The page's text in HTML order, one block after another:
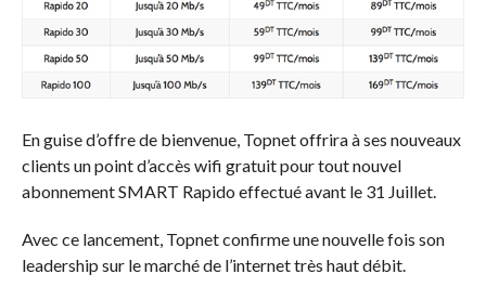
En guise d’offre de bienvenue, Topnet offrira à ses nouveaux
clients un point d’accès wifi gratuit pour tout nouvel
abonnement SMART Rapido effectué avant le 31 Juillet.
Avec ce lancement, Topnet confirme une nouvelle fois son
leadership sur le marché de l’internet très haut débit.